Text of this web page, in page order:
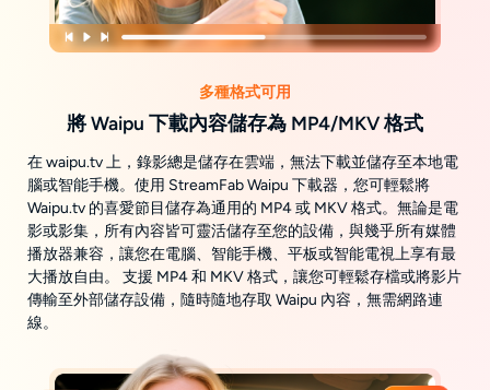
多種格式可用
將 Waipu 下載內容儲存為 MP4/MKV 格式
在 waipu.tv 上，錄影總是儲存在雲端，無法下載並儲存至本地電
腦或智能手機。使用 StreamFab Waipu 下載器，您可輕鬆將
Waipu.tv 的喜愛節目儲存為通用的 MP4 或 MKV 格式。無論是電
影或影集，所有內容皆可靈活儲存至您的設備，與幾乎所有媒體
播放器兼容，讓您在電腦、智能手機、平板或智能電視上享有最
大播放自由。 支援 MP4 和 MKV 格式，讓您可輕鬆存檔或將影片
傳輸至外部儲存設備，隨時隨地存取 Waipu 內容，無需網路連
線。